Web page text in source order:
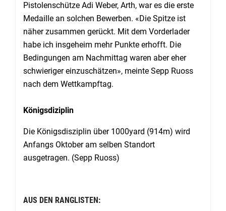
Pistolenschütze Adi Weber, Arth, war es die erste
Medaille an solchen Bewerben. «Die Spitze ist
näher zusammen gerückt. Mit dem Vorderlader
habe ich insgeheim mehr Punkte erhofft. Die
Bedingungen am Nachmittag waren aber eher
schwieriger einzuschätzen», meinte Sepp Ruoss
nach dem Wettkampftag.
Königsdiziplin
Die Königsdisziplin über 1000yard (914m) wird
Anfangs Oktober am selben Standort
ausgetragen. (Sepp Ruoss)
AUS DEN RANGLISTEN: